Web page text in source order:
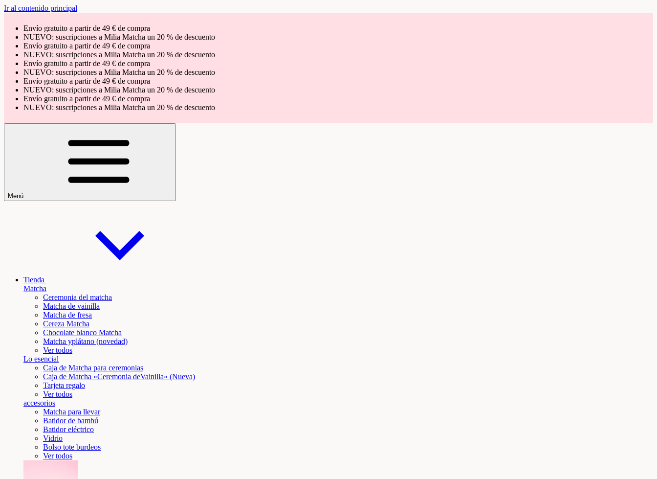
Ir al contenido principal
Envío gratuito a partir de 49 € de compra
NUEVO: suscripciones a Milia Matcha un 20 % de descuento
Envío gratuito a partir de 49 € de compra
NUEVO: suscripciones a Milia Matcha un 20 % de descuento
Envío gratuito a partir de 49 € de compra
NUEVO: suscripciones a Milia Matcha un 20 % de descuento
Envío gratuito a partir de 49 € de compra
NUEVO: suscripciones a Milia Matcha un 20 % de descuento
Envío gratuito a partir de 49 € de compra
NUEVO: suscripciones a Milia Matcha un 20 % de descuento
Menú
Tienda
Matcha
Ceremonia del matcha
Matcha de vainilla
Matcha de fresa
Cereza Matcha
Chocolate blanco Matcha
Matcha yplátano (novedad)
Ver todos
Lo esencial
Caja de Matcha para ceremonias
Caja de Matcha «Ceremonia deVainilla» (Nueva)
Tarjeta regalo
Ver todos
accesorios
Matcha para llevar
Batidor de bambú
Batidor eléctrico
Vidrio
Bolso tote burdeos
Ver todos